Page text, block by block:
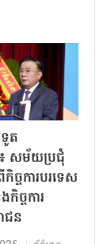
ត
សម័យប្រជុំ
ច្ច​ការបរទេស
ច្ច​ការ
ជន